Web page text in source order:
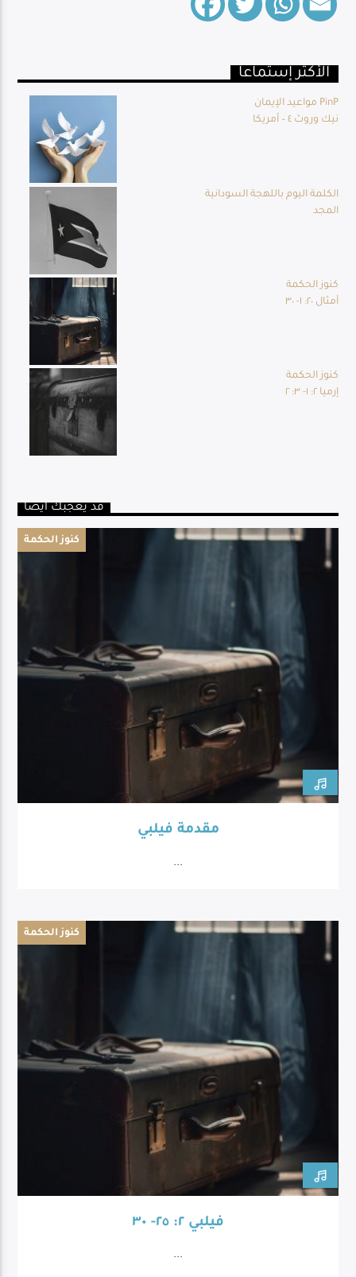
الأكثر إستماعا
مواعيد الإيمان PinP
نيك وروث ٤ – أمريكا
الكلمة اليوم باللهجة السودانية
المجد
كنوز الحكمة
أمثال ٢٠: ١- ٣٠
كنوز الحكمة
إرميا ٢: ١- ٣: ٢
قد يعجبك أيضا
كنوز الحكمة
مقدمة فيلبي
...
كنوز الحكمة
فيلبي ٢: ٢٥- ٣٠
...